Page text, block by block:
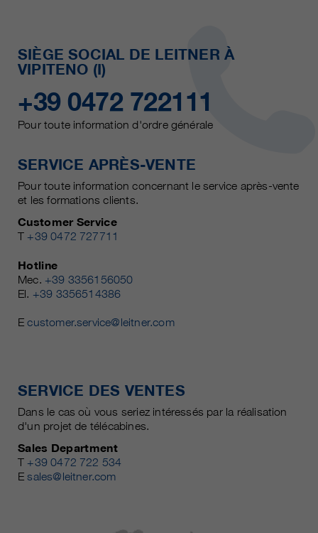
SIÈGE SOCIAL DE LEITNER À
VIPITENO (I)
+39 0472 722111
Pour toute information d'ordre générale
SERVICE APRÈS-VENTE
Pour toute information concernant le service après-vente
et les formations clients.
Customer Service
T +39 0472 727711
Hotline
Mec. +39 3356156050
El. +39 3356514386
Ecustomer.service@leitner.com
SERVICE DES VENTES
Dans le cas où vous seriez intéressés par la réalisation
d'un projet de télécabines.
Sales Department
T +39 0472 722 534
Esales@leitner.com